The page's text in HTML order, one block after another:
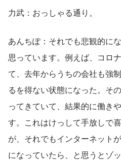
力武：おっしゃる通り。
あんちぽ：それでも悲観的に
思っています。例えば、コロ
て、去年からうちの会社も強
るを得ない状態になった。そ
ってきていて、結果的に働き
す。これはけっして手放しで
が、それでもインターネット
になっていたら、と思うとゾッ